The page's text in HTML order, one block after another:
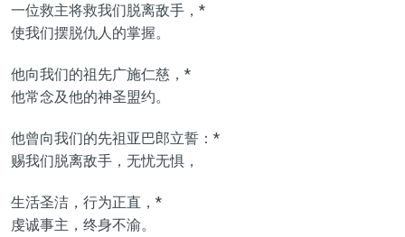
一位救主将救我们脱离敌手，*
使我们摆脱仇人的掌握。
他向我们的祖先广施仁慈，*
他常念及他的神圣盟约。
他曾向我们的先祖亚巴郎立誓：*
赐我们脱离敌手，无忧无惧，
生活圣洁，行为正直，*
虔诚事主，终身不渝。